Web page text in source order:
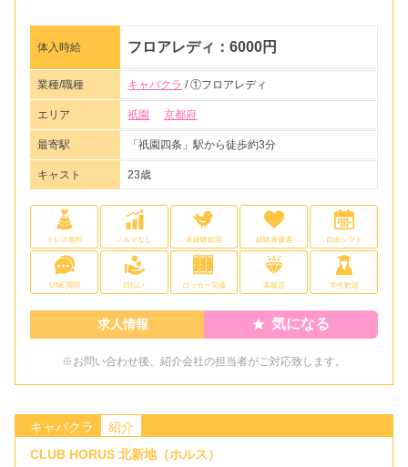
体入時給 フロアレディ：6000円
業種/職種 キャバクラ / ①フロアレディ
エリア 祇園 京都府
最寄駅 「祇園四条」駅から徒歩約3分
キャスト 23歳
ドレス無料 ノルマなし 未経験歓迎 経験者優遇 自由シフト
LINE質問 日払い ロッカー完備 高級店 学生歓迎
求人情報 気になる
※お問い合わせ後、紹介会社の担当者がご対応致します。
キャバクラ
紹介
CLUB HORUS 北新地（ホルス）